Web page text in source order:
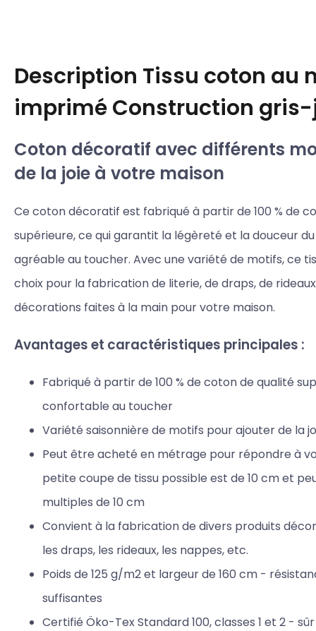
Description Tissu coton au
imprimé Construction
Coton décoratif avec différents
de la joie à votre maison
Ce coton décoratif est fabriqué à partir de 100 % de
supérieure, ce qui garantit la légèreté et la douceur
agréable au toucher. Avec une variété de motifs, ce
choix pour la fabrication de literie, de draps, de
décorations faites à la main pour votre maison.
Avantages et caractéristiques principales :
Fabriqué à partir de 100 % de coton de qualité
confortable au toucher
Variété saisonnière de motifs pour ajouter de la
Peut être acheté en métrage pour répondre à
petite coupe de tissu possible est de 10 cm et
multiples de 10 cm
Convient à la fabrication de divers produits
les draps, les rideaux, les nappes, etc.
Poids de 125 g/m2 et largeur de 160 cm -
suffisantes
Certifié Öko-Tex Standard 100, classes 1 et 2 -